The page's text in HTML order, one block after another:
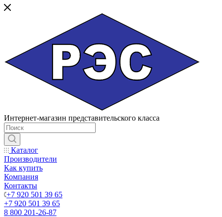
Интернет-магазин представительского класса
Каталог
Производители
Как купить
Компания
Контакты
+7 920 501 39 65
+7 920 501 39 65
8 800 201-26-87